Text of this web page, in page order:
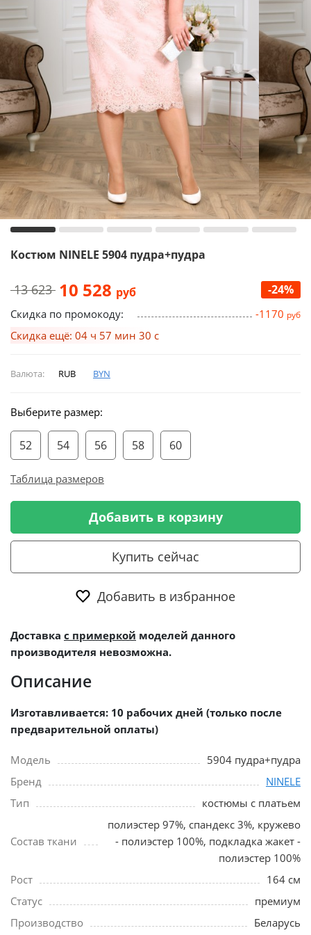
Костюм NINELE 5904 пудра+пудра
13 623 10 528 руб -24%
Скидка по промокоду: -1170 руб
Скидка ещё: 04 ч 57 мин 29 с
Валюта: RUB BYN
Выберите размер:
52 54 56 58 60
Таблица размеров
Добавить в корзину
Купить сейчас
Добавить в избранное
Доставка с примеркой моделей данного
производителя невозможна.
Описание
Изготавливается: 10 рабочих дней (только после
предварительной оплаты)
Модель
5904 пудра+пудра
Бренд
NINELE
Тип
костюмы с платьем
Состав ткани
полиэстер 97%, спандекс 3%, кружево
- полиэстер 100%, подкладка жакет -
полиэстер 100%
Рост
164 см
Статус
премиум
Производство
Беларусь